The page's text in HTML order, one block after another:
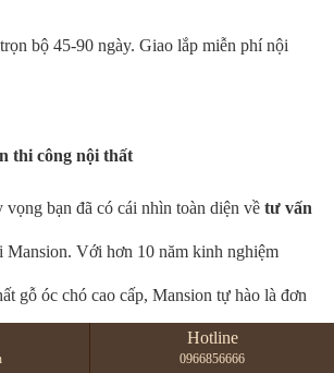
bộ 45-90 ngày. Giao lắp miễn phí nội
thi công nội thất
vọng bạn đã có cái nhìn toàn diện về tư vấn
Mansion. Với hơn 10 năm kinh nghiệm
gỗ óc chó cao cấp, Mansion tự hào là đơn
về tư vấn thi công nội thất– cam kết chất
Hotline
0966856666